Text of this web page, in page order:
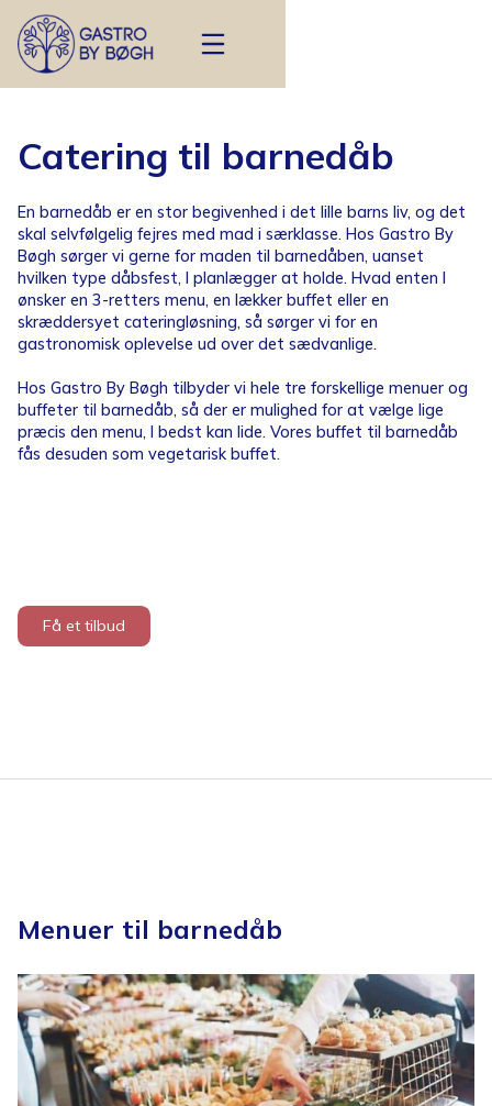
Catering til barnedåb
En barnedåb er en stor begivenhed i det lille barns liv, og det
skal selvfølgelig fejres med mad i særklasse. Hos Gastro By
Bøgh sørger vi gerne for maden til barnedåben, uanset
hvilken type dåbsfest, I planlægger at holde. Hvad enten I
ønsker en 3-retters menu, en lækker buffet eller en
skræddersyet cateringløsning, så sørger vi for en
gastronomisk oplevelse ud over det sædvanlige.
Hos Gastro By Bøgh tilbyder vi hele tre forskellige menuer og
buffeter til barnedåb, så der er mulighed for at vælge lige
præcis den menu, I bedst kan lide. Vores buffet til barnedåb
fås desuden som vegetarisk buffet.
Få et tilbud
Menuer til barnedåb